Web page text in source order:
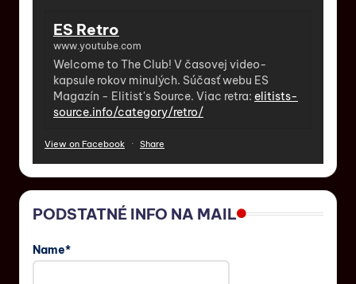
ES Retro
www.youtube.com
Welcome to The Club! V časovej video-
kapsule rokov minulých. Súčasť webu ES
Magazín - Elitist's Source. Viac retra: elitists-
source.info/category/retro/
View on Facebook · Share
PODSTATNÉ INFO NA MAIL
Name*